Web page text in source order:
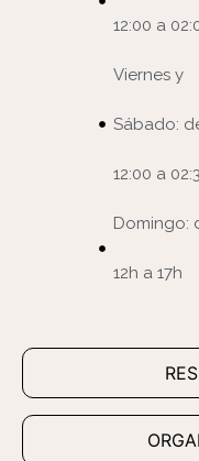
12:00 a
Viernes y
Sábado:
12:00 a
Domingo:
12h a 17h